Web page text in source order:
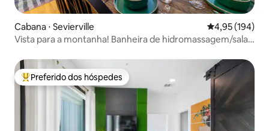
Cabana ⋅ Sevierville 4,95 de uma
4,95 (194)
Vista para a montanha! Banheira de hidromassagem/sala
Entre os melhores preferidos dos hóspedes
Preferido dos hóspedes